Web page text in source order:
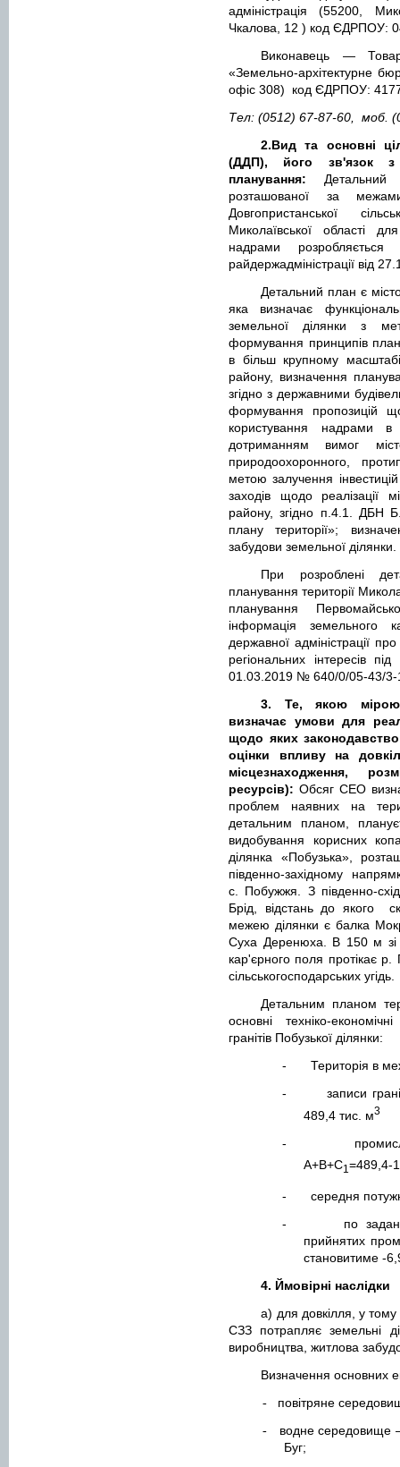
адміністрація (55200,
Чкалова, 12 ) код ЄДРПОУ:
Виконавець —
«Земельно-архітектурне
офіс 308)
код ЄДРПОУ:
Тел: (0512) 67-87-60,
моб.
2.Вид та основні
(ДДП), його зв'язок з
планування:
розташованої за
Довгопристанської
Миколаївської області
надрами
райдержадміністрації від
Детальний план є
яка визначає
земельної ділянки з
формування принципів
в більш крупному
району, визначення
згідно з державними
формування пропозицій
користування надрами в
дотриманням вимог
природоохоронного,
метою залучення інвестицій
заходів щодо реалізації
району, згідно п.4.1. ДБН
плану території»;
забудови земельної ділянки.
При розроблені
планування території
планування
інформація земельного
державної адміністрації
регіональних інтересів
01.03.2019 № 640/0/05-43/3-
3. Те, якою мірою
визначає умови для
щодо яких
оцінки впливу на
місцезнаходження,
ресурсів): Обсяг СЕО
проблем наявних на
детальним планом,
видобування корисних
ділянка «Побузька»,
південно-західному
с. Побужжя. З південно-
Брід, відстань до якого
межею ділянки є балка
Суха Деренюха. В 150 м зі
кар'єрного поля протікає р.
сільськогосподарських угідь.
Детальним планом
основні техніко-
гранітів Побузької ділянки:
-
Територія в
-
записи
489,4 тис. м3
-
А+В+С1=489,4-
-
середня
-
по
прийнятих
становитиме -
4. Ймовірні наслідки
а) для довкілля, у тому
СЗЗ потрапляє земельні
виробництва, житлова
Визначення основних
- повітряне
-
водне середовище
Буг;